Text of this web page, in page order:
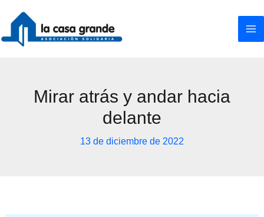
contenido
Mirar atrás y andar hacia
delante
13 de diciembre de 2022